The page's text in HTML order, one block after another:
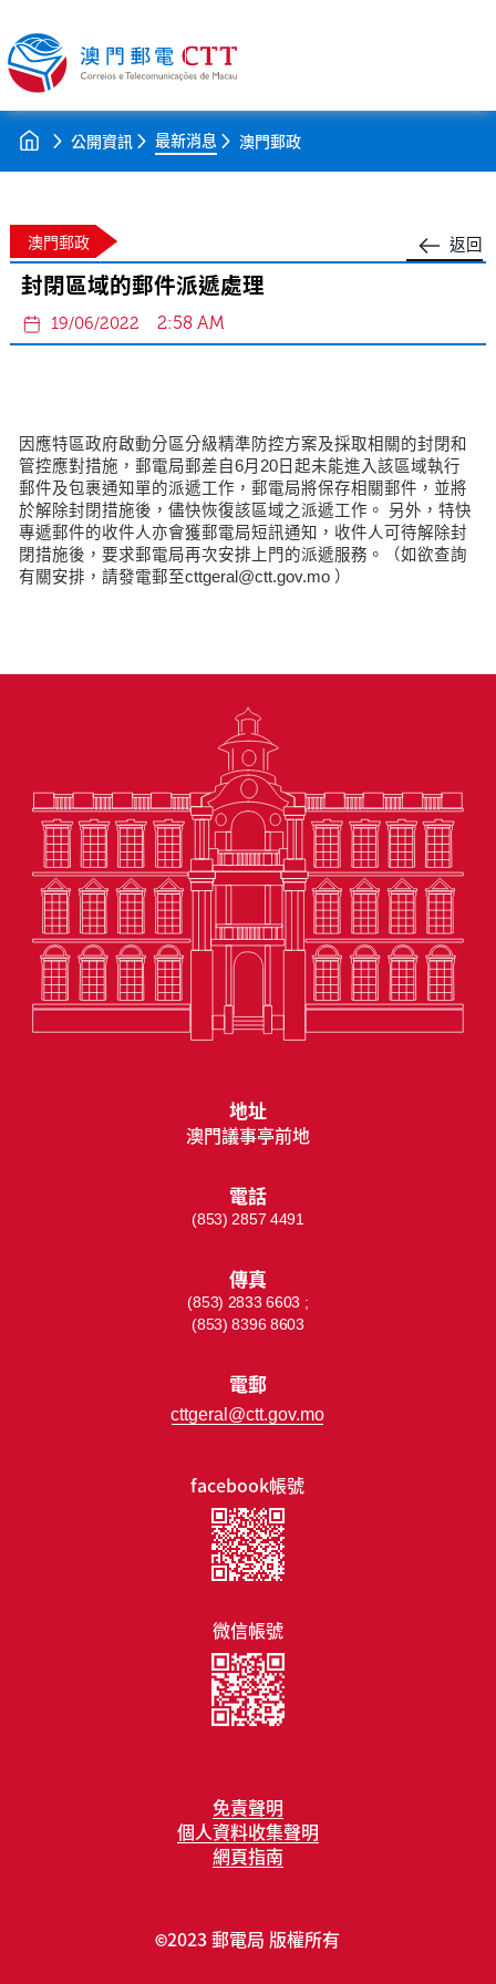
公開資訊 最新消息 澳門郵政
返回
澳門郵政
封閉區域的郵件派遞處理
19/06/2022 2:58 AM
因應特區政府啟動分區分級精準防控方案及採取相關的封閉和
管控應對措施，郵電局郵差自6月20日起未能進入該區域執行
郵件及包裹通知單的派遞工作，郵電局將保存相關郵件，並將
於解除封閉措施後，儘快恢復該區域之派遞工作。 另外，特快
專遞郵件的收件人亦會獲郵電局短訊通知，收件人可待解除封
閉措施後，要求郵電局再次安排上門的派遞服務。（如欲查詢
有關安排，請發電郵至cttgeral@ctt.gov.mo ）
免責聲明
個人資料收集聲明
網頁指南
facebook帳號
微信帳號
地址
澳門議事亭前地
電話
(853) 2857 4491
傳真
(853) 2833 6603 ;
(853) 8396 8603
電郵
cttgeral@ctt.gov.mo
©2023 郵電局 版權所有